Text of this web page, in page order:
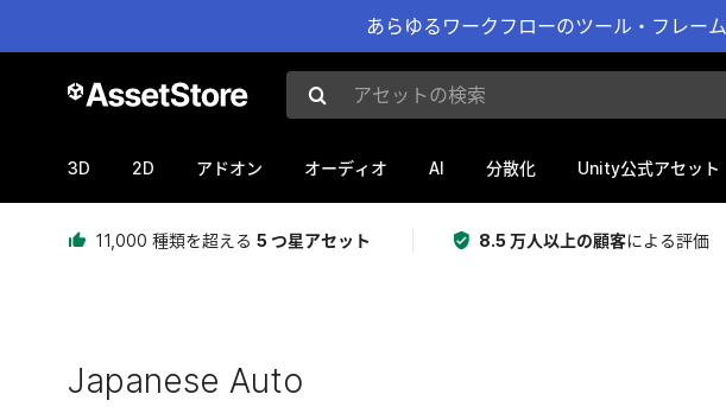
あらゆるワークフローのツール・フレー
アセットの検索
3D 2D アドオン オーディオ AI 分散化 Unity公式アセット
11,000 種類を超える 5 つ星アセット 8.5 万人以上の顧客による評価
Japanese Auto